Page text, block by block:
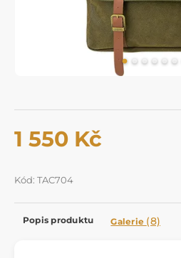
1 550 Kč
Kód: TAC704
Popis produktu Galerie (8)